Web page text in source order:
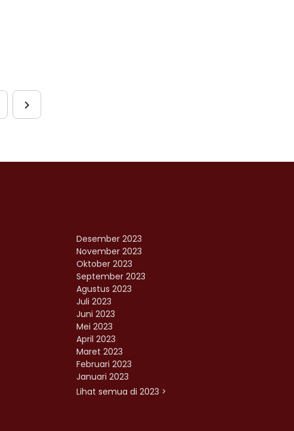
Desember 2023
November 2023
Oktober 2023
September 2023
Agustus 2023
Juli 2023
Juni 2023
Mei 2023
April 2023
Maret 2023
Februari 2023
Januari 2023
Lihat semua di 2023 >